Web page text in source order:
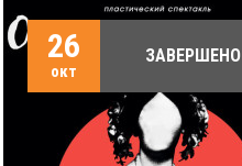
26
окт
ЗАВЕРШЕНО